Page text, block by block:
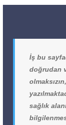
İş bu
doğrudan
sağlık